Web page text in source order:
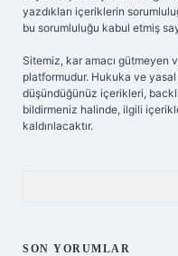
yazdıkları içeriklerin
bu sorumluluğu kabul etmiş
Sitemiz, kar amacı gütmeyen
platformudur. Hukuka ve
düşündüğünüz içerikleri,
bildirmeniz halinde, ilgili
kaldırılacaktır.
SON YORUMLAR